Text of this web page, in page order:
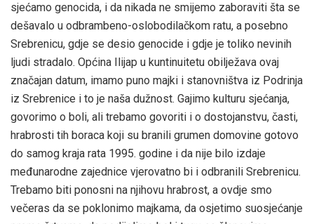
sjećamo genocida, i da nikada ne smijemo zaboraviti šta se
dešavalo u odbrambeno-oslobodilačkom ratu, a posebno
Srebrenicu, gdje se desio genocide i gdje je toliko nevinih
ljudi stradalo. Općina Ilijap u kuntinuitetu obilježava ovaj
značajan datum, imamo puno majki i stanovništva iz Podrinja
iz Srebrenice i to je naša dužnost. Gajimo kulturu sjećanja,
govorimo o boli, ali trebamo govoriti i o dostojanstvu, časti,
hrabrosti tih boraca koji su branili grumen domovine gotovo
do samog kraja rata 1995. godine i da nije bilo izdaje
međunarodne zajednice vjerovatno bi i odbranili Srebrenicu.
Trebamo biti ponosni na njihovu hrabrost, a ovdje smo
večeras da se poklonimo majkama, da osjetimo suosjećanje